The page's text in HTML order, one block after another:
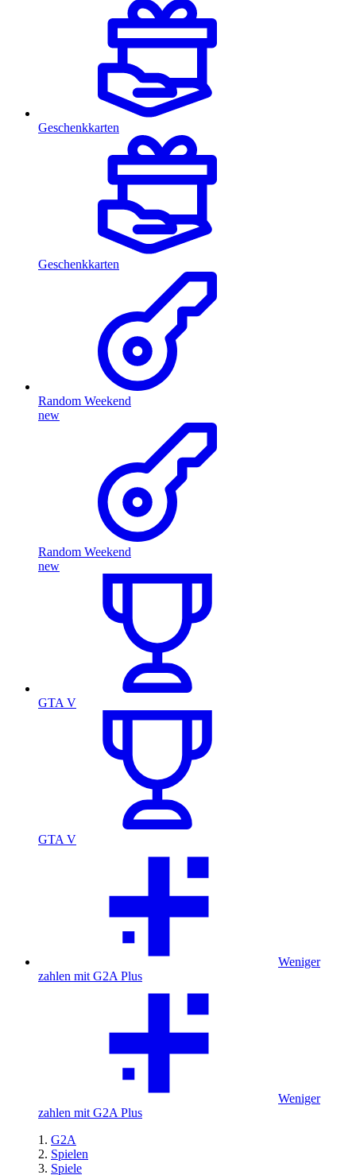
Geschenkkarten
Geschenkkarten
Random Weekend
new
Random Weekend
new
GTA V
GTA V
Weniger
zahlen mit G2A Plus
Weniger
zahlen mit G2A Plus
G2A
Spielen
Spiele